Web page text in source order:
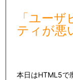
「ユー
ティが悪
本日はHTML5で